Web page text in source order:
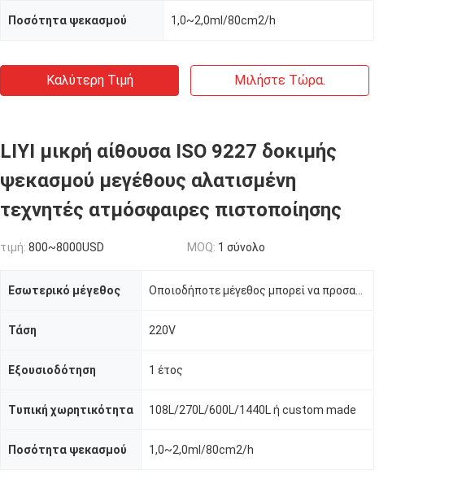
Ποσότητα ψεκασμού 1,0~2,0ml/80cm2/h
Καλύτερη Τιμή Μιλήστε Τώρα.
LIYI μικρή αίθουσα ISO 9227 δοκιμής
ψεκασμού μεγέθους αλατισμένη
τεχνητές ατμόσφαιρες πιστοποίησης
τιμή: 800~8000USD MOQ: 1 σύνολο
Εσωτερικό μέγεθος
Τάση 220V
Εξουσιοδότηση 1 έτος
Τυπική χωρητικότητα 108L/270L/600L/1440L ή custom made
Ποσότητα ψεκασμού 1,0~2,0ml/80cm2/h